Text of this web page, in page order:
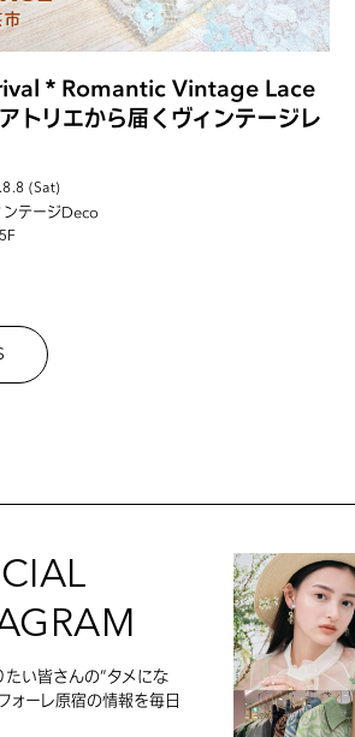
＊Romantic Vintage Lace
トリエから届くヴィンテージレ
(Sat)
ンテージDeco
たい皆さんの”タメにな
ォーレ原宿の情報を毎日